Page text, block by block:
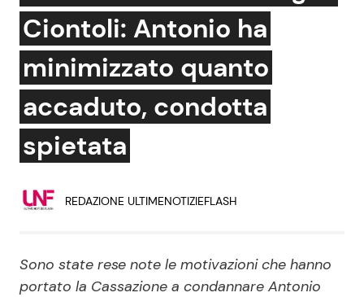
News e Cronaca
Attualità Italiana
Economia
Persone Scomparse
Gossip e TV
Bellezze VIP
Coppie VIP
Soap Opera
Ciontoli: Antonio ha
minimizzato quanto
accaduto, condotta
spietata
REDAZIONE ULTIMENOTIZIEFLASH
Sono state rese note le motivazioni che hanno
portato la Cassazione a condannare Antonio